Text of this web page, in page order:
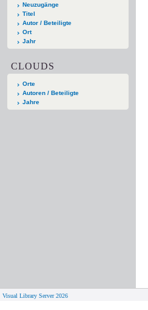
Neuzugänge
Titel
Autor / Beteiligte
Ort
Jahr
CLOUDS
Orte
Autoren / Beteiligte
Jahre
Visual Library Server 2026